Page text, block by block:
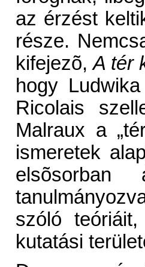
az érzést
része.
kifejezõ,A tér
hogy
Ricolais
Malraux a
ismeretek
szóló
kutatási